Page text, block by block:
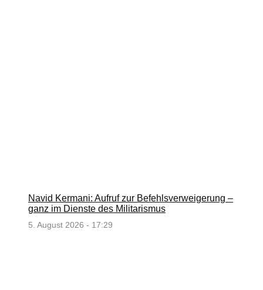
Navid Kermani: Aufruf zur Befehlsverweigerung –
ganz im Dienste des Militarismus
5. August 2026 - 17:29